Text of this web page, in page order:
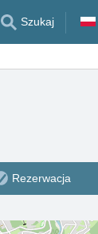
Szukaj
Rezerwacja